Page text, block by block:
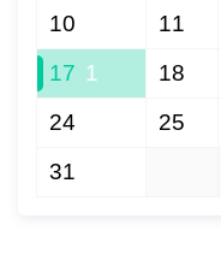
10 11
17 1 18
24 25
31